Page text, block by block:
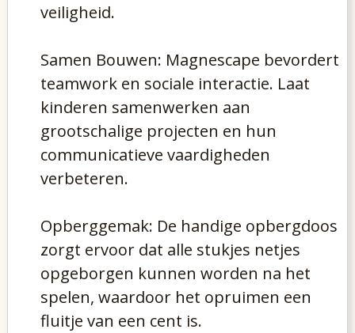
veiligheid.
Samen Bouwen: Magnescape bevordert
teamwork en sociale interactie. Laat
kinderen samenwerken aan
grootschalige projecten en hun
communicatieve vaardigheden
verbeteren.
Opberggemak: De handige opbergdoos
zorgt ervoor dat alle stukjes netjes
opgeborgen kunnen worden na het
spelen, waardoor het opruimen een
fluitje van een cent is.